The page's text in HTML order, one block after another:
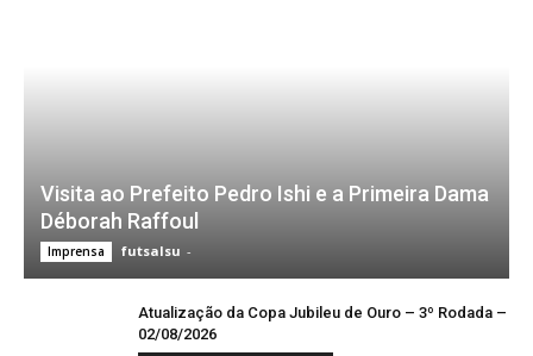
Visita ao Prefeito Pedro Ishi e a Primeira Dama
Déborah Raffoul
Imprensa futsalsu -
Atualização da Copa Jubileu de Ouro – 3º Rodada –
02/08/2026